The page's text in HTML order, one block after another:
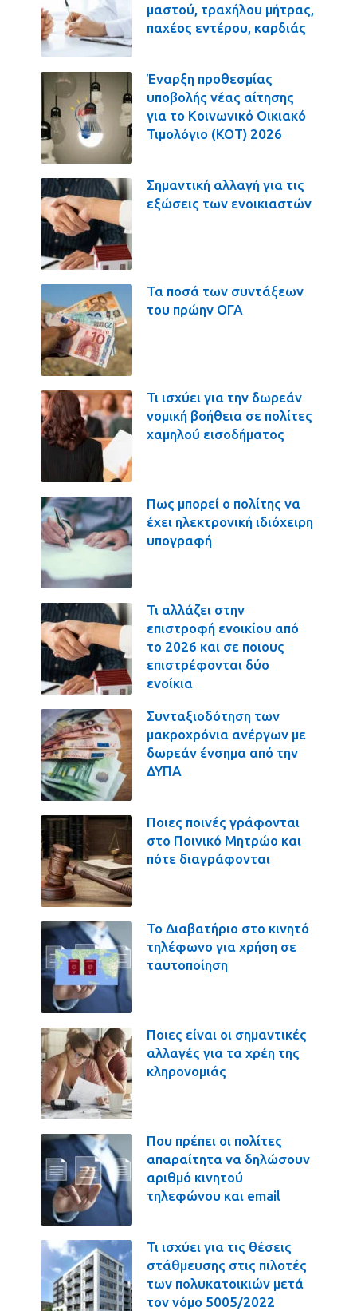
μαστού, τραχήλου μήτρας,
παχέος εντέρου, καρδιάς
Έναρξη προθεσμίας
υποβολής νέας αίτησης
για το Κοινωνικό Οικιακό
Τιμολόγιο (ΚΟΤ) 2026
Σημαντική αλλαγή για τις
εξώσεις των ενοικιαστών
Τα ποσά των συντάξεων
του πρώην ΟΓΑ
Τι ισχύει για την δωρεάν
νομική βοήθεια σε πολίτες
χαμηλού εισοδήματος
Πως μπορεί ο πολίτης να
έχει ηλεκτρονική ιδιόχειρη
υπογραφή
Τι αλλάζει στην
επιστροφή ενοικίου από
το 2026 και σε ποιους
επιστρέφονται δύο
ενοίκια
Συνταξιοδότηση των
μακροχρόνια ανέργων με
δωρεάν ένσημα από την
ΔΥΠΑ
Ποιες ποινές γράφονται
στο Ποινικό Μητρώο και
πότε διαγράφονται
Το Διαβατήριο στο κινητό
τηλέφωνο για χρήση σε
ταυτοποίηση
Ποιες είναι οι σημαντικές
αλλαγές για τα χρέη της
κληρονομιάς
Που πρέπει οι πολίτες
απαραίτητα να δηλώσουν
αριθμό κινητού
τηλεφώνου και email
Τι ισχύει για τις θέσεις
στάθμευσης στις πιλοτές
των πολυκατοικιών μετά
τον νόμο 5005/2022